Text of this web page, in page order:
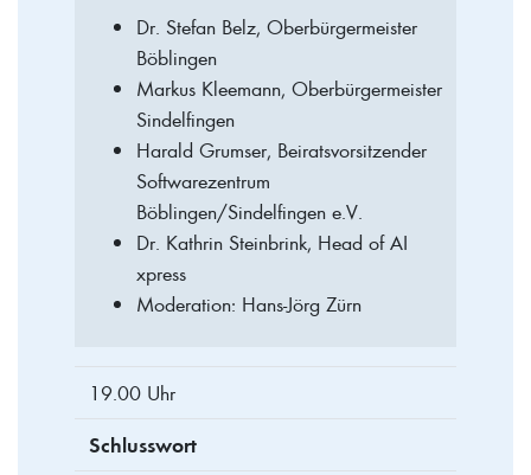
Dr. Stefan Belz, Oberbürgermeister
Böblingen
Markus Kleemann, Oberbürgermeister
Sindelfingen
Harald Grumser, Beiratsvorsitzender
Softwarezentrum
Böblingen/Sindelfingen e.V.
Dr. Kathrin Steinbrink, Head of AI
xpress
Moderation: Hans-Jörg Zürn
19.00 Uhr
Schlusswort